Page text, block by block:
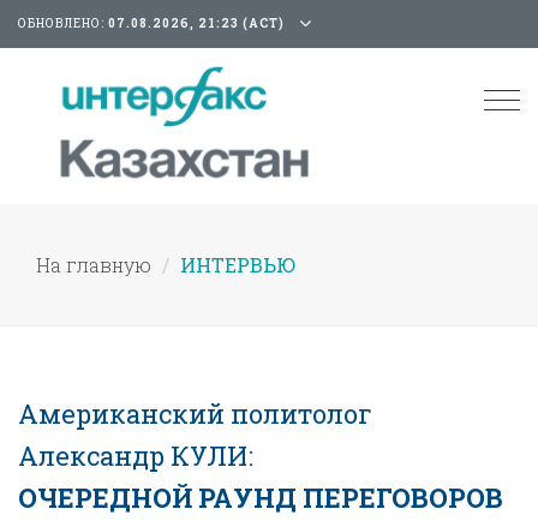
ОБНОВЛЕНО: 07.08.2026, 21:23 (АСТ)
На главную ИНТЕРВЬЮ
Американский политолог
Александр КУЛИ:
ОЧЕРЕДНОЙ РАУНД ПЕРЕГОВОРОВ